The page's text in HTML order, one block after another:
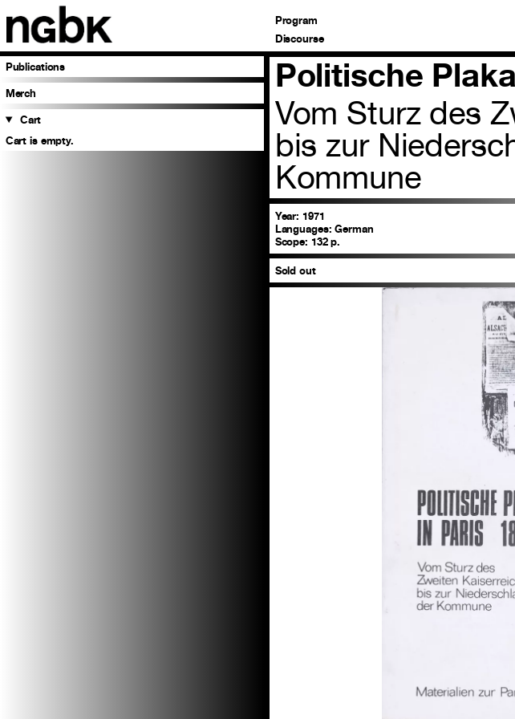
Program
Discourse
Publications
Merch
Cart
Cart is empty.
Politische
Vom Sturz des
bis zur
Kommune
Year: 1971
Languages: German
Scope: 132 p.
Sold out